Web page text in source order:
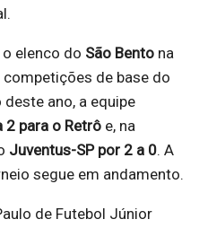
elenco do São Bento na
competições de base do
ano, a equipe
2 para o Retrô e, na
Juventus-SP por 2 a 0. A
segue em andamento.
de Futebol Júnior